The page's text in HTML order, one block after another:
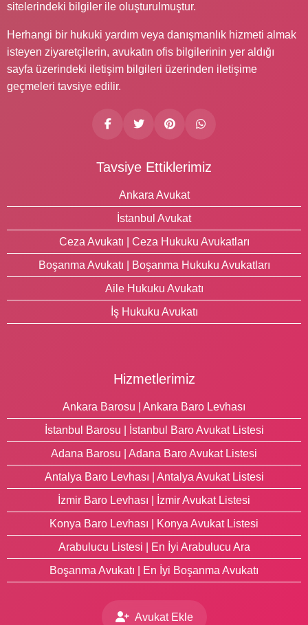
sitelerindeki bilgiler ile oluşturulmuştur.
Herhangi bir hukuki yardım veya danışmanlık hizmeti almak
isteyen ziyaretçilerin, avukatın ofis bilgilerinin yer aldığı
sayfa üzerindeki iletişim bilgileri üzerinden iletişime
geçmeleri tavsiye edilir.
Tavsiye Ettiklerimiz
Ankara Avukat
İstanbul Avukat
Ceza Avukatı | Ceza Hukuku Avukatları
Boşanma Avukatı | Boşanma Hukuku Avukatları
Aile Hukuku Avukatı
İş Hukuku Avukatı
Hizmetlerimiz
Ankara Barosu | Ankara Baro Levhası
İstanbul Barosu | İstanbul Baro Avukat Listesi
Adana Barosu | Adana Baro Avukat Listesi
Antalya Baro Levhası | Antalya Avukat Listesi
İzmir Baro Levhası | İzmir Avukat Listesi
Konya Baro Levhası | Konya Avukat Listesi
Arabulucu Listesi | En İyi Arabulucu Ara
Boşanma Avukatı | En İyi Boşanma Avukatı
Avukat Ekle